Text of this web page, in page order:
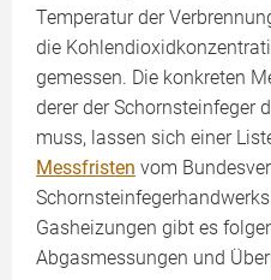
Temperatur der
die
gemessen. Die konkreten
derer der Schornsteinfeger
muss, lassen sich einer
Messfristen vom
Gasheizungen gibt es
Abgasmessungen und